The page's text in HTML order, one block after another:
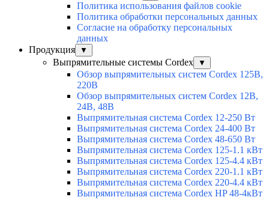
Политика использования файлов cookie
Политика обработки персональных данных
Согласие на обработку персональных
данных
Продукция
▼
Выпрямительные системы Cordex ▼
Обзор выпрямительных систем Cordex 125В,
220В
Обзор выпрямительных систем Cordex 12В,
24В, 48В
Выпрямительная система Cordex 12-250 Вт
Выпрямительная система Cordex 24-400 Вт
Выпрямительная система Cordex 48-650 Вт
Выпрямительная система Cordex 125-1.1 кВт
Выпрямительная система Cordex 125-4.4 кВт
Выпрямительная система Cordex 220-1.1 кВт
Выпрямительная система Cordex 220-4.4 кВт
Выпрямительная система Cordex HP 48-4кВт